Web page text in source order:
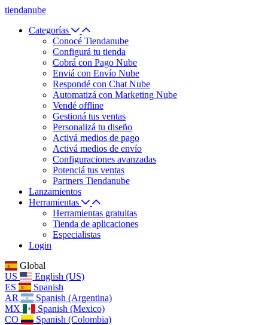
tiendanube
Categorías
Conocé Tiendanube
Configurá tu tienda
Cobrá con Pago Nube
Enviá con Envío Nube
Respondé con Chat Nube
Automatizá con Marketing Nube
Vendé offline
Gestioná tus ventas
Personalizá tu diseño
Activá medios de pago
Activá medios de envío
Configuraciones avanzadas
Potenciá tus ventas
Partners Tiendanube
Lanzamientos
Herramientas
Herramientas gratuitas
Tienda de aplicaciones
Especialistas
Login
Global
US
English (US)
ES
Spanish
AR
Spanish (Argentina)
MX
Spanish (Mexico)
CO
Spanish (Colombia)